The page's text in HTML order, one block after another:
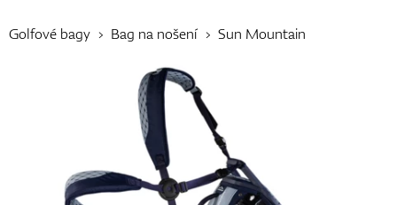
Značky
Golfové hole
Golfové bagy Bag na nošení Sun Mountain